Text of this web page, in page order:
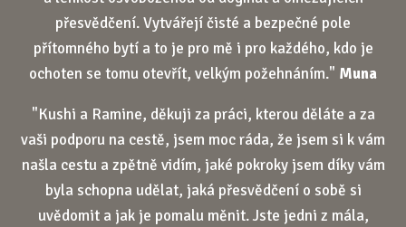
přesvědčení. Vytvářejí čisté a bezpečné pole
přítomného bytí a to je pro mě i pro každého, kdo je
ochoten se tomu otevřít, velkým požehnáním." Muna
"Kushi a Ramine, děkuji za práci, kterou děláte a za
vaši podporu na cestě, jsem moc ráda, že jsem si k vám
našla cestu a zpětně vidím, jaké pokroky jsem díky vám
byla schopna udělat, jaká přesvědčení o sobě si
uvědomit a jak je pomalu měnit. Jste jedni z mála,